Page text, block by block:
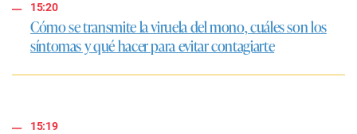
15:20
Cómo se transmite la viruela del mono, cuáles son los
síntomas y qué hacer para evitar contagiarte
15:19